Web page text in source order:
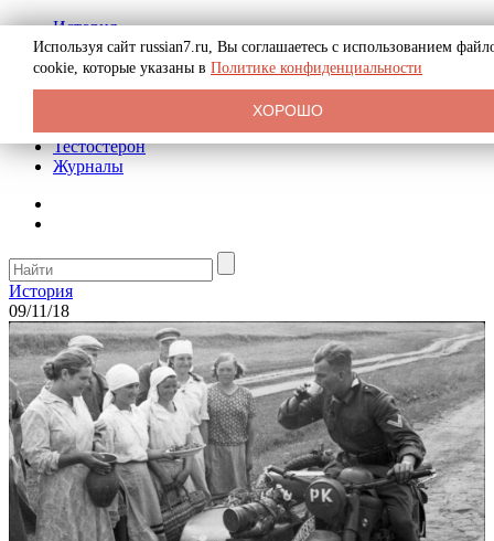
История
Биография
Криминал
Реклама на сайте
Тестостерон
Журналы
История
09/11/18
Используя сайт russian7.ru, Вы соглашаетесь с использованием
cookie, которые указаны в Политике конфиденциальности
ХОРОШО